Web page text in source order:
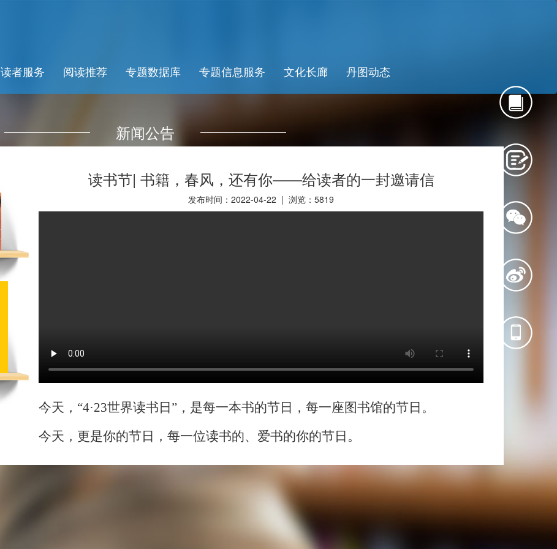
读者服务 阅读推荐 专题数据库 专题信息服务 文化长廊 丹图动态
新闻公告
读书节| 书籍，春风，还有你——给读者的一封邀请信
发布时间：2022-04-22 | 浏览： 5819
今天， “4·23世界读书日”，是每一本书的节日，每一座图书馆的节日。
今天，更是你的节日，每一位读书的、爱书的你的节日。
也许你正端坐在课堂上，为了理想而努力；
也许你正奔走在人海中，为了生活而奋斗；